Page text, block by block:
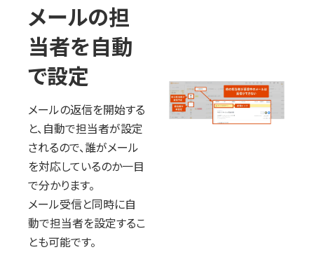
メールの担
当者を自動
で設定
メールの返信を開始する
と、自動で担当者が設定
されるので、誰がメール
を対応しているのか一目
で分かります。
メール受信と同時に自
動で担当者を設定するこ
とも可能です。